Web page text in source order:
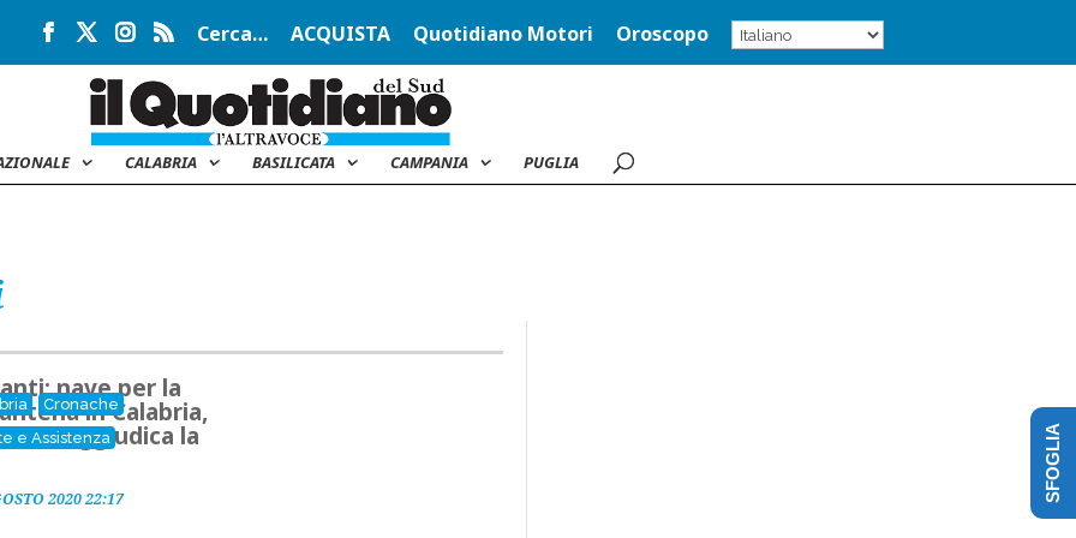
Cerca… ACQUISTA Quotidiano Motori Oroscopo
CALABRIA BASILICATA CAMPANIA PUGLIA
Cronache
e Assistenza
nave per la
in Calabria,
aggiudica la
2020 22:17 SFOGLIA